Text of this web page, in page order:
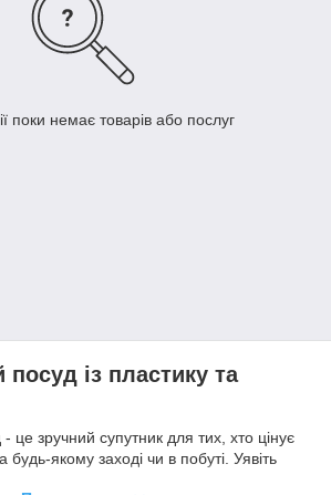
поки немає товарів або послуг
із пластику та
це зручний супутник для тих, хто цінує
будь-якому заході чи в побуті. Уявіть